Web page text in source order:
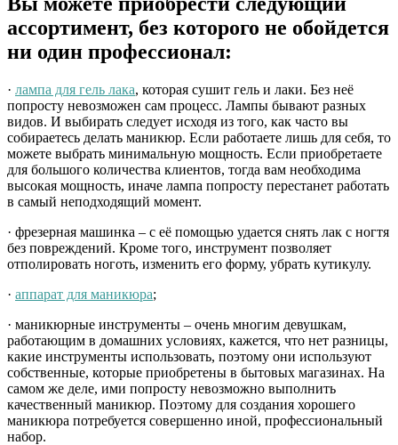
ассортимент, без которого не обойдется
ни один профессионал:
· лампа для гель лака, которая сушит гель и лаки. Без неё
попросту невозможен сам процесс. Лампы бывают разных
видов. И выбирать следует исходя из того, как часто вы
собираетесь делать маникюр. Если работаете лишь для себя, то
можете выбрать минимальную мощность. Если приобретаете
для большого количества клиентов, тогда вам необходима
высокая мощность, иначе лампа попросту перестанет работать
в самый неподходящий момент.
· фрезерная машинка – с её помощью удается снять лак с ногтя
без повреждений. Кроме того, инструмент позволяет
отполировать ноготь, изменить его форму, убрать кутикулу.
· аппарат для маникюра;
· маникюрные инструменты – очень многим девушкам,
работающим в домашних условиях, кажется, что нет разницы,
какие инструменты использовать, поэтому они используют
собственные, которые приобретены в бытовых магазинах. На
самом же деле, ими попросту невозможно выполнить
качественный маникюр. Поэтому для создания хорошего
маникюра потребуется совершенно иной, профессиональный
набор.